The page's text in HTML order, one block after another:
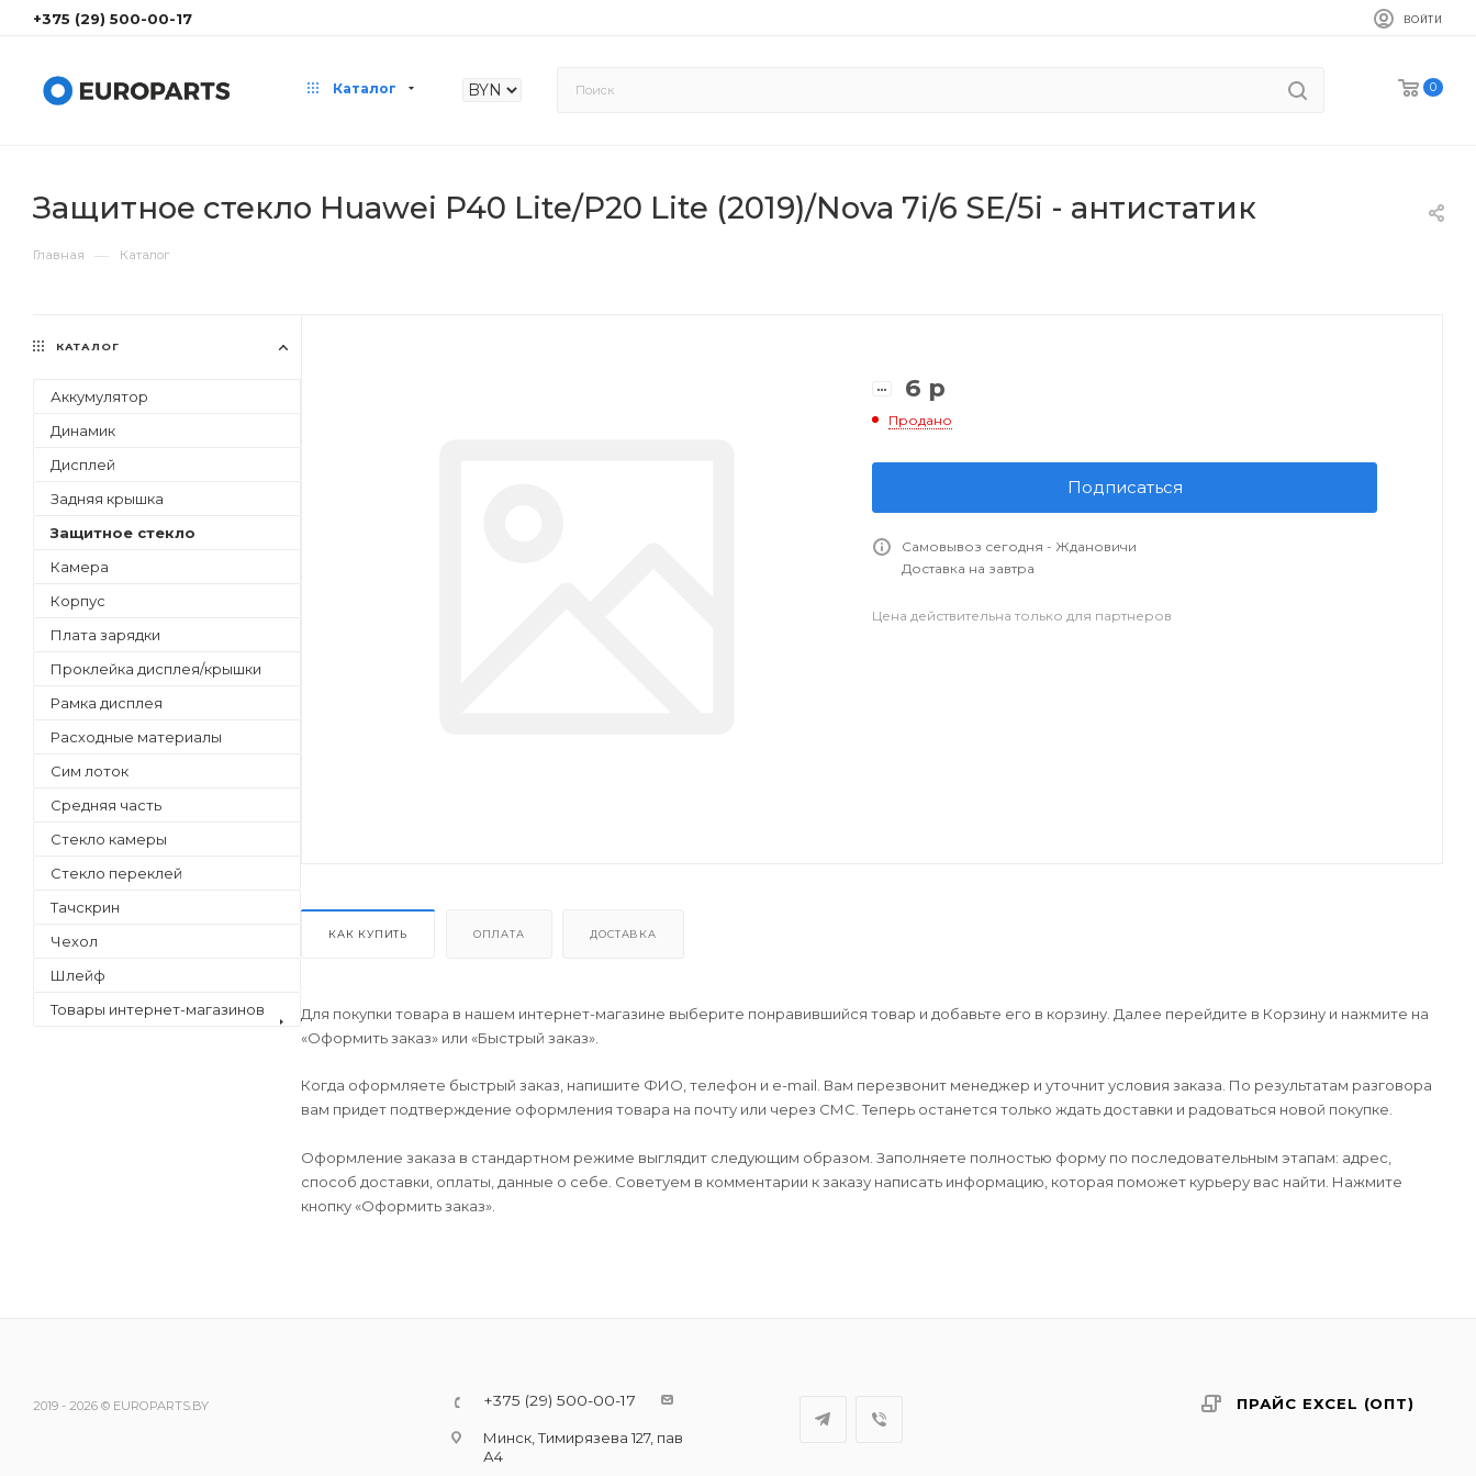
+375 (29) 500-00-17 ВОЙТИ
Каталог 0
Защитное стекло Huawei P40 Lite/P20 Lite (2019)/Nova 7i/6 SE/5i - антистатик
Главная — Каталог
6 р
Продано
Подписаться
Самовывоз сегодня - Ждановичи
Доставка на завтра
Цена действительна только для партнеров
КАК КУПИТЬ ОПЛАТА ДОСТАВКА
Для покупки товара в нашем интернет-магазине выберите понравившийся товар и добавьте его в корзину. Далее перейдите в Корзину и нажмите на
«Оформить заказ» или «Быстрый заказ».
Когда оформляете быстрый заказ, напишите ФИО, телефон и e-mail. Вам перезвонит менеджер и уточнит условия заказа. По результатам разговора
вам придет подтверждение оформления товара на почту или через СМС. Теперь останется только ждать доставки и радоваться новой покупке.
Оформление заказа в стандартном режиме выглядит следующим образом. Заполняете полностью форму по последовательным этапам: адрес,
способ доставки, оплаты, данные о себе. Советуем в комментарии к заказу написать информацию, которая поможет курьеру вас найти. Нажмите
кнопку «Оформить заказ».
КАТАЛОГ
Аккумулятор
Динамик
Дисплей
Задняя крышка
Защитное стекло
Камера
Корпус
Плата зарядки
Проклейка дисплея/крышки
Рамка дисплея
Расходные материалы
Сим лоток
Средняя часть
Стекло камеры
Стекло переклей
Тачскрин
Чехол
Шлейф
Товары интернет-магазинов
2019 - 2026 © EUROPARTS.BY +375 (29) 500-00-17
Минск, Тимирязева 127, пав
А4
ПРАЙС EXCEL (ОПТ)